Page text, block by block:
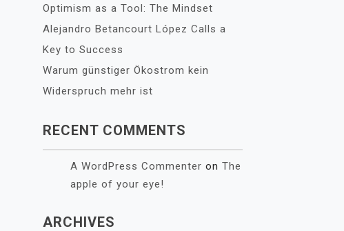
Optimism as a Tool: The Mindset
Alejandro Betancourt López Calls a
Key to Success
Warum günstiger Ökostrom kein
Widerspruch mehr ist
RECENT COMMENTS
A WordPress Commenter on The
apple of your eye!
ARCHIVES